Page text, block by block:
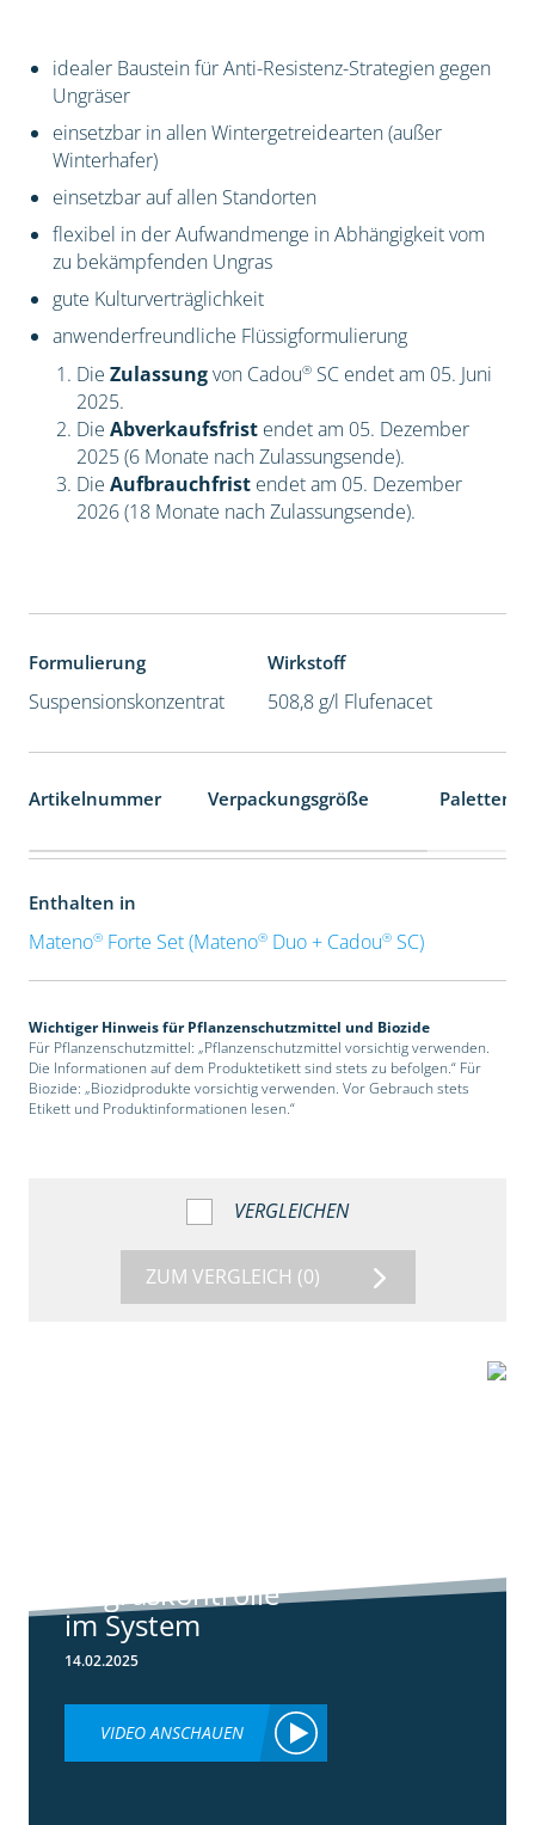
idealer Baustein für Anti-Resistenz-Strategien gegen
Ungräser
einsetzbar in allen Wintergetreidearten (außer
Winterhafer)
einsetzbar auf allen Standorten
flexibel in der Aufwandmenge in Abhängigkeit vom
zu bekämpfenden Ungras
gute Kulturverträglichkeit
anwenderfreundliche Flüssigformulierung
Die Zulassungvon Cadou®SC endet am 05. Juni
2025.
Die Abverkaufsfristendet am 05. Dezember
2025 (6 Monate nach Zulassungsende).
Die Aufbrauchfristendet am 05. Dezember
2026 (18 Monate nach Zulassungsende).
Formulierung
Suspensionskonzentrat
Wirkstoff
508,8 g/l Flufenacet
Artikelnummer Verpackungsgröße
Enthalten in
Mateno®Forte Set (Mateno®Duo + Cadou®SC)
Wichtiger Hinweis für Pflanzenschutzmittel und Biozide
Für Pflanzenschutzmittel: „Pflanzenschutzmittel vorsichtig verwenden.
Die Informationen auf dem Produktetikett sind stets zu befolgen.“ Für
Biozide: „Biozidprodukte vorsichtig verwenden. Vor Gebrauch stets
Etikett und Produktinformationen lesen.“
VERGLEICHEN
ZUM VERGLEICH (0)
Ungraskontrolle
im System
14.02.2025
VIDEO ANSCHAUEN